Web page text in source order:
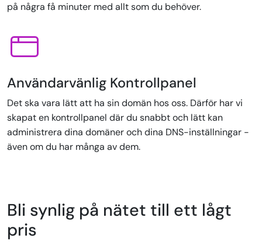
på några få minuter med allt som du behöver.
Användarvänlig Kontrollpanel
Det ska vara lätt att ha sin domän hos oss. Därför har vi
skapat en kontrollpanel där du snabbt och lätt kan
administrera dina domäner och dina DNS-inställningar -
även om du har många av dem.
Bli synlig på nätet till ett lågt
pris